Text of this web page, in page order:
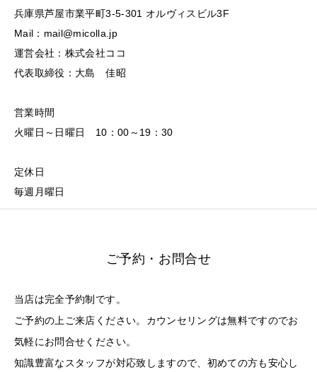
兵庫県芦屋市業平町3-5-301 オルヴィスビル3F
Mail：mail@micolla.jp
運営会社：株式会社ココ
代表取締役：大島 佳昭
営業時間
火曜日～日曜日 10：00～19：30
定休日
毎週月曜日
ご予約・お問合せ
当店は完全予約制です。
ご予約の上ご来店ください。カウンセリングは無料ですのでお
気軽にお問合せください。
知識豊富なスタッフが対応致しますので、初めての方も安心し